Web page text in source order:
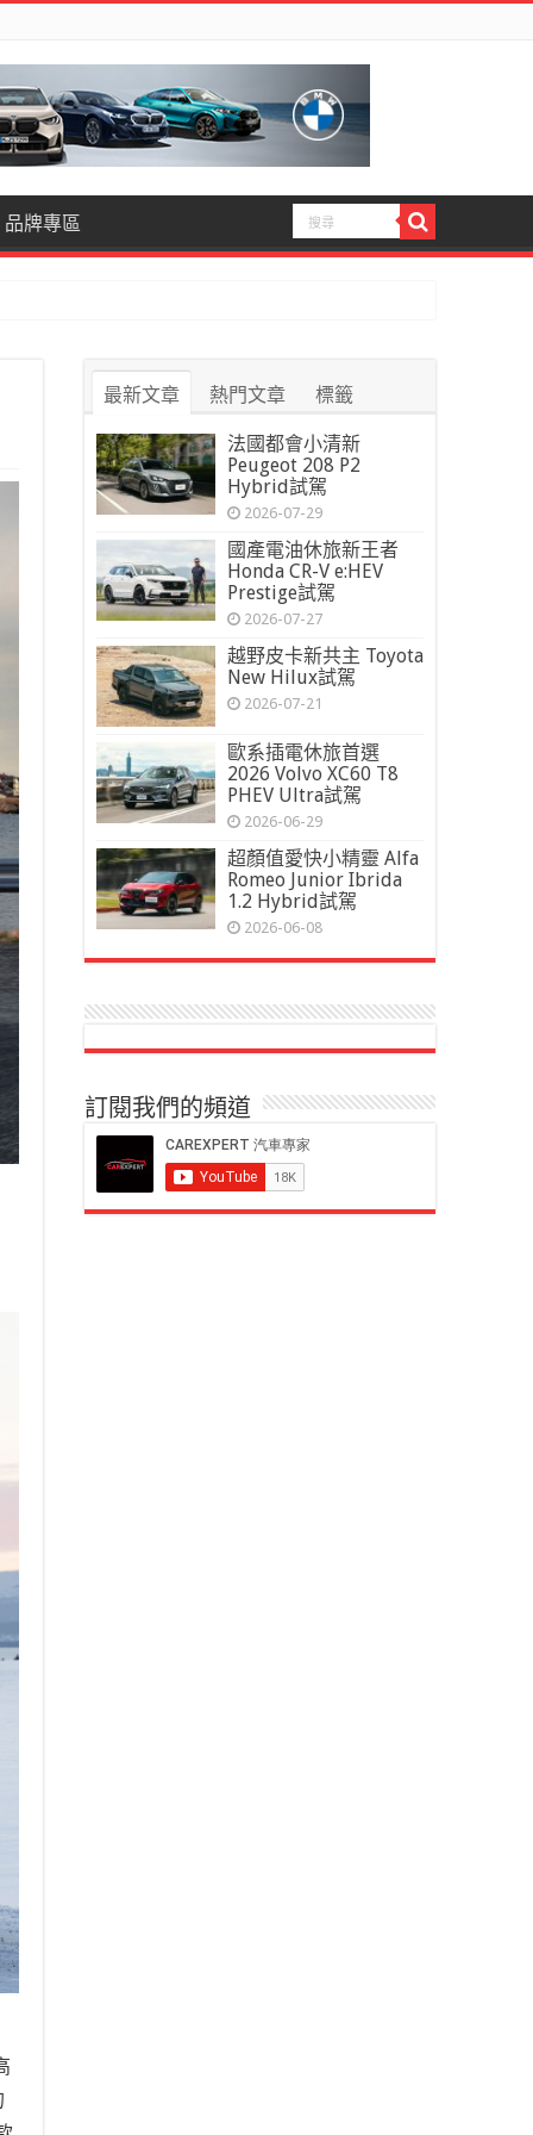
品牌專區
最新文章 熱門文章 標籤
法國都會小清新
Peugeot 208 P2
Hybrid試駕
2026-07-29
國產電油休旅新王者
Honda CR-V e:HEV
Prestige試駕
2026-07-27
越野皮卡新共主 Toyota
New Hilux試駕
2026-07-21
歐系插電休旅首選
2026 Volvo XC60 T8
PHEV Ultra試駕
2026-06-29
超顏值愛快小精靈 Alfa
Romeo Junior Ibrida
1.2 Hybrid試駕
2026-06-08
訂閱我們的頻道